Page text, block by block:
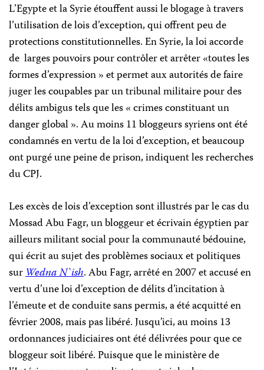
L’Egypte et la Syrie étouffent aussi le blogage à travers
l’utilisation de lois d’exception, qui offrent peu de
protections constitutionnelles. En Syrie, la loi accorde
de larges pouvoirs pour contrôler et arrêter «toutes les
formes d’expression » et permet aux autorités de faire
juger les coupables par un tribunal militaire pour des
délits ambigus tels que les « crimes constituant un
danger global ». Au moins 11 bloggeurs syriens ont été
condamnés en vertu de la loi d’exception, et beaucoup
ont purgé une peine de prison, indiquent les recherches
du CPJ.
Les excès de lois d’exception sont illustrés par le cas du
Mossad Abu Fagr, un bloggeur et écrivain égyptien par
ailleurs militant social pour la communauté bédouine,
qui écrit au sujet des problèmes sociaux et politiques
surWedna N`ish. Abu Fagr, arrêté en 2007 et accusé en
vertu d’une loi d’exception dedélitsd’incitation à
l’émeute et de conduite sans permis, a été acquitté en
février 2008, mais pas libéré. Jusqu’ici, au moins 13
ordonnances judiciaires ont été délivrées pour que ce
bloggeur soit libéré. Puisque que le ministère de